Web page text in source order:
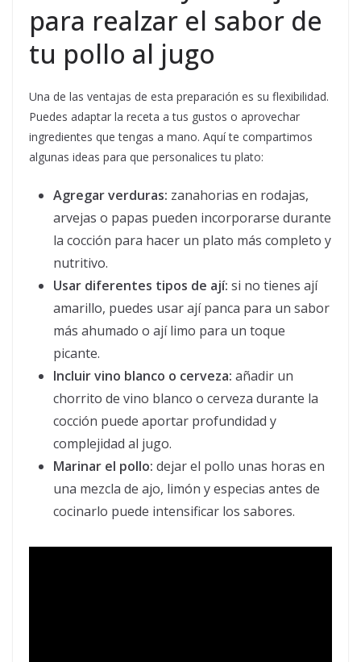
para realzar el sabor de
tu pollo al jugo
Una de las ventajas de esta preparación es su flexibilidad.
Puedes adaptar la receta a tus gustos o aprovechar
ingredientes que tengas a mano. Aquí te compartimos
algunas ideas para que personalices tu plato:
Agregar verduras: zanahorias en rodajas,
arvejas o papas pueden incorporarse durante
la cocción para hacer un plato más completo y
nutritivo.
Usar diferentes tipos de ají: si no tienes ají
amarillo, puedes usar ají panca para un sabor
más ahumado o ají limo para un toque
picante.
Incluir vino blanco o cerveza: añadir un
chorrito de vino blanco o cerveza durante la
cocción puede aportar profundidad y
complejidad al jugo.
Marinar el pollo: dejar el pollo unas horas en
una mezcla de ajo, limón y especias antes de
cocinarlo puede intensificar los sabores.